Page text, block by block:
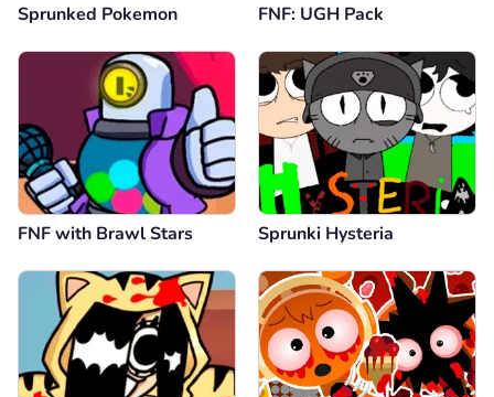
Sprunked Pokemon FNF: UGH Pack
FNF with Brawl Stars Sprunki Hysteria